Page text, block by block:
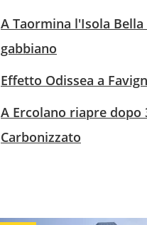
A Taormina l'Isola
gabbiano
Effetto Odissea a
A Ercolano riapre dopo
Carbonizzato